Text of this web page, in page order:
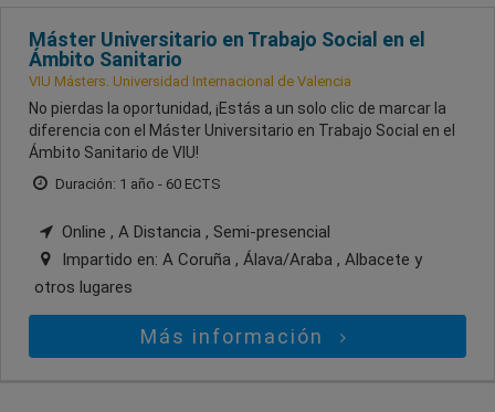
Máster Universitario en Trabajo Social en el
Ámbito Sanitario
VIU Másters. Universidad Internacional de Valencia
No pierdas la oportunidad, ¡Estás a un solo clic de marcar la
diferencia con el Máster Universitario en Trabajo Social en el
Ámbito Sanitario de VIU!
Duración: 1 año - 60 ECTS
Online , A Distancia , Semi-presencial
Impartido en: A Coruña , Álava/Araba , Albacete y
otros lugares
Más información